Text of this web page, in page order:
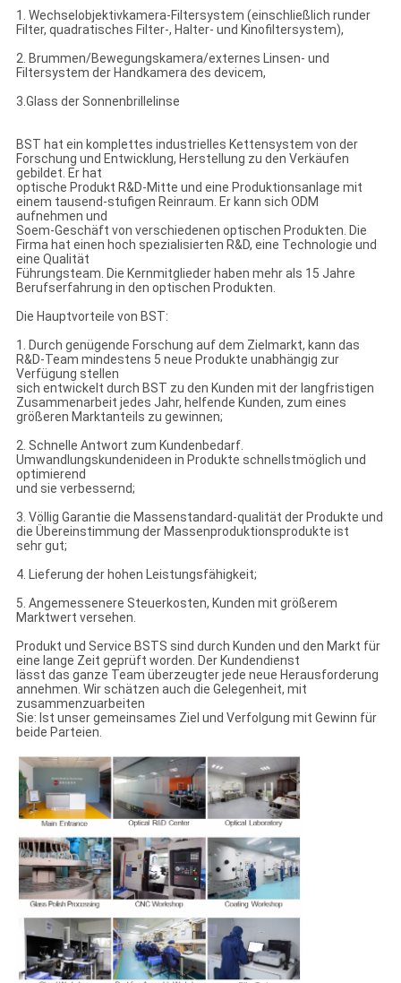
1. Wechselobjektivkamera-Filtersystem (einschließlich runder
Filter, quadratisches Filter-, Halter- und Kinofiltersystem),
2. Brummen/Bewegungskamera/externes Linsen- und
Filtersystem der Handkamera des devicem,
3.Glass der Sonnenbrillelinse
BST hat ein komplettes industrielles Kettensystem von der
Forschung und Entwicklung, Herstellung zu den Verkäufen
gebildet. Er hat
optische Produkt R&D-Mitte und eine Produktionsanlage mit
einem tausend-stufigen Reinraum. Er kann sich ODM
aufnehmen und
Soem-Geschäft von verschiedenen optischen Produkten. Die
Firma hat einen hoch spezialisierten R&D, eine Technologie und
eine Qualität
Führungsteam. Die Kernmitglieder haben mehr als 15 Jahre
Berufserfahrung in den optischen Produkten.
Die Hauptvorteile von BST:
1. Durch genügende Forschung auf dem Zielmarkt, kann das
R&D-Team mindestens 5 neue Produkte unabhängig zur
Verfügung stellen
sich entwickelt durch BST zu den Kunden mit der langfristigen
Zusammenarbeit jedes Jahr, helfende Kunden, zum eines
größeren Marktanteils zu gewinnen;
2. Schnelle Antwort zum Kundenbedarf.
Umwandlungskundenideen in Produkte schnellstmöglich und
optimierend
und sie verbessernd;
3. Völlig Garantie die Massenstandard-qualität der Produkte und
die Übereinstimmung der Massenproduktionsprodukte ist
sehr gut;
4. Lieferung der hohen Leistungsfähigkeit;
5. Angemessenere Steuerkosten, Kunden mit größerem
Marktwert versehen.
Produkt und Service BSTS sind durch Kunden und den Markt für
eine lange Zeit geprüft worden. Der Kundendienst
lässt das ganze Team überzeugter jede neue Herausforderung
annehmen. Wir schätzen auch die Gelegenheit, mit
zusammenzuarbeiten
Sie: Ist unser gemeinsames Ziel und Verfolgung mit Gewinn für
beide Parteien.